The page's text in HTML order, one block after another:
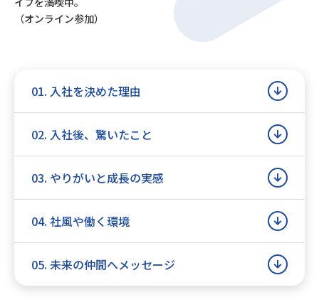
（オンライン参加）
01. 入社を決めた理由
02. 入社後、驚いたこと
03. やりがいと成長の実感
04. 社風や働く環境
05. 未来の仲間へメッセージ